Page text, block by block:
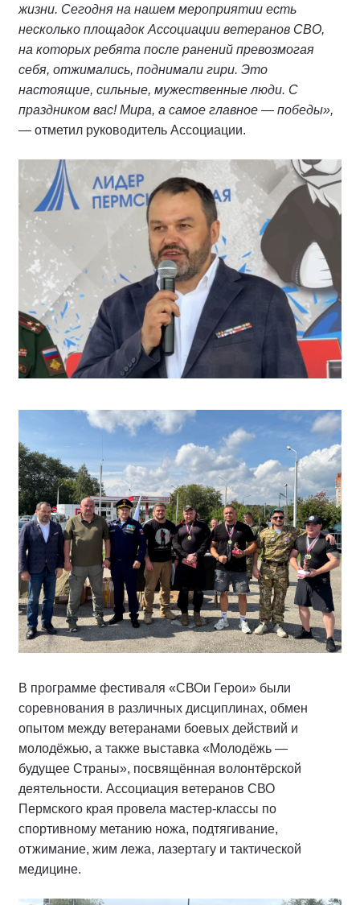
жизни. Сегодня на нашем мероприятии есть
несколько площадок Ассоциации ветеранов СВО,
на которых ребята после ранений превозмогая
себя, отжимались, поднимали гири. Это
настоящие, сильные, мужественные люди. С
праздником вас! Мира, а самое главное — победы»,
— отметил руководитель Ассоциации.
В программе фестиваля «СВОи Герои» были
соревнования в различных дисциплинах, обмен
опытом между ветеранами боевых действий и
молодёжью, а также выставка «Молодёжь —
будущее Страны», посвящённая волонтёрской
деятельности. Ассоциация ветеранов СВО
Пермского края провела мастер-классы по
спортивному метанию ножа, подтягивание,
отжимание, жим лежа, лазертагу и тактической
медицине.